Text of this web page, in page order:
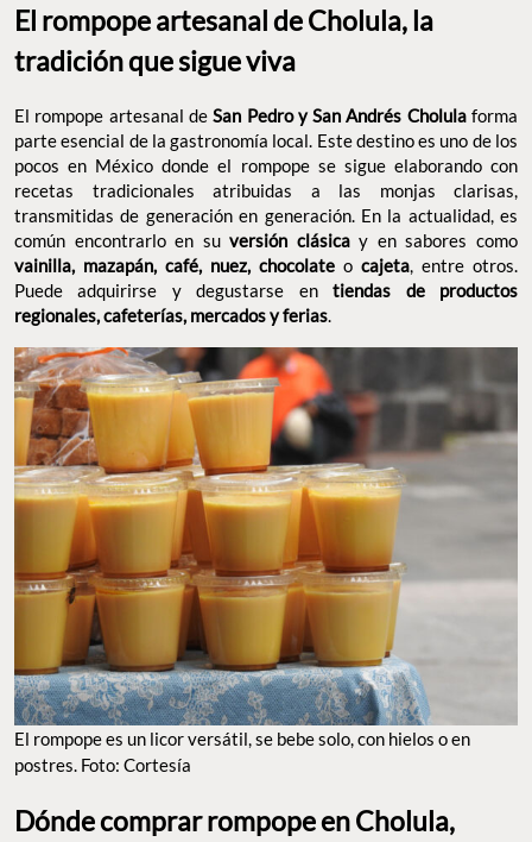
El rompope artesanal de Cholula, la
tradición que sigue viva
El rompope artesanal deSan Pedro y San Andrés Cholulaforma
parte esencial de la gastronomía local. Este destino es uno de los
pocos en México donde el rompope se sigue elaborando con
recetas tradicionales atribuidas a las monjas clarisas,
transmitidas de generación en generación. En la actualidad, es
común encontrarlo en suversión clásicay en sabores como
vainilla, mazapán, café, nuez, chocolate o cajeta, entre otros.
Puede adquirirse y degustarse entiendas de productos
regionales, cafeterías, mercados y ferias.
El rompope es un licor versátil, se bebe solo, con hielos o en
postres. Foto: Cortesía
Dónde comprar rompope en Cholula,